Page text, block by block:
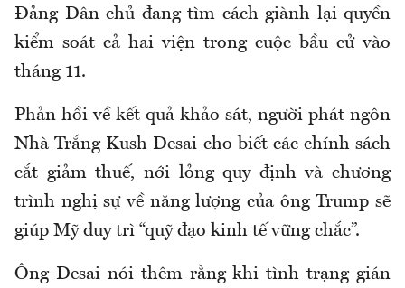
Đảng Dân chủ đang tìm cách giành lại quyền
kiểm soát cả hai viện trong cuộc bầu cử vào
tháng 11.
Phản hồi về kết quả khảo sát, người phát ngôn
Nhà Trắng Kush Desai cho biết các chính sách
cắt giảm thuế, nới lỏng quy định và chương
trình nghị sự về năng lượng của ông Trump sẽ
giúp Mỹ duy trì “quỹ đạo kinh tế vững chắc”.
Ông Desai nói thêm rằng khi tình trạng gián